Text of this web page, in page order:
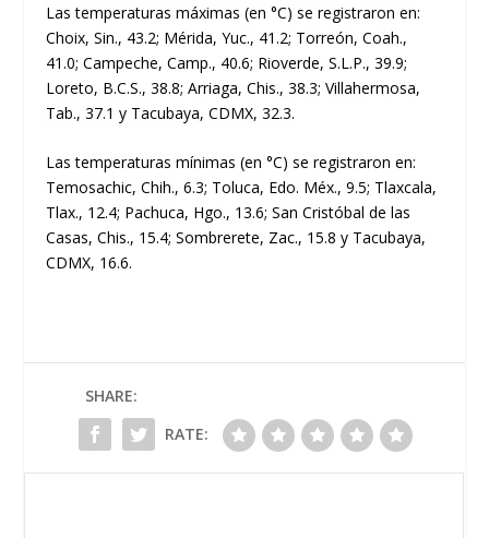
Las temperaturas máximas (en °C) se registraron en:
Choix, Sin., 43.2; Mérida, Yuc., 41.2; Torreón, Coah.,
41.0; Campeche, Camp., 40.6; Rioverde, S.L.P., 39.9;
Loreto, B.C.S., 38.8; Arriaga, Chis., 38.3; Villahermosa,
Tab., 37.1 y Tacubaya, CDMX, 32.3.
Las temperaturas mínimas (en °C) se registraron en:
Temosachic, Chih., 6.3; Toluca, Edo. Méx., 9.5; Tlaxcala,
Tlax., 12.4; Pachuca, Hgo., 13.6; San Cristóbal de las
Casas, Chis., 15.4; Sombrerete, Zac., 15.8 y Tacubaya,
CDMX, 16.6.
SHARE:
RATE: